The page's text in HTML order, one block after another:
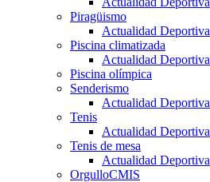
Piragüismo
Actualidad Deportiva
Piscina climatizada
Actualidad Deportiva
Piscina olímpica
Senderismo
Actualidad Deportiva
Tenis
Actualidad Deportiva
Tenis de mesa
Actualidad Deportiva
OrgulloCMIS